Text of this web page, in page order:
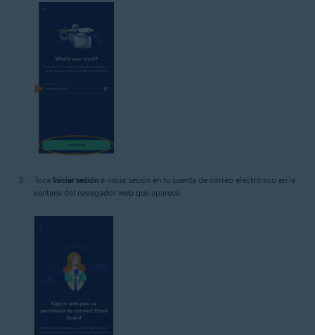
Toca Iniciar sesión e inicia sesión en tu cuenta de correo electrónico en la
ventana del navegador web que aparece.